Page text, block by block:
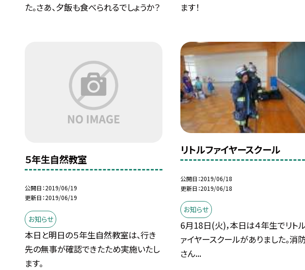
た。さあ、夕飯も食べられるでしょうか？
ます！
５年生自然教室
公開日 2019/06/19
更新日 2019/06/19
お知らせ
本日と明日の５年生自然教室は、行き
先の無事が確認できたため実施いたし
ます。
リトルファイヤースクール
公開日 2019/06/18
更新日 2019/06/18
お知らせ
6月18日(火)，本日は４年生でリト
ァイヤースクールがありました。消
さん...